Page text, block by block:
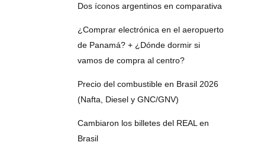
Dos íconos argentinos en comparativa
¿Comprar electrónica en el aeropuerto
de Panamá? + ¿Dónde dormir si
vamos de compra al centro?
Precio del combustible en Brasil 2026
(Nafta, Diesel y GNC/GNV)
Cambiaron los billetes del REAL en
Brasil